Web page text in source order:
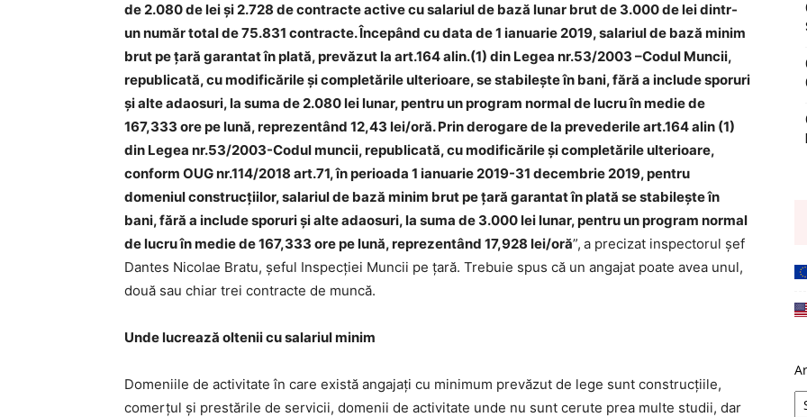
de 2.080 de lei și 2.728 de contracte active cu salariul de bază lunar brut de 3.000 de lei dintr-
un număr total de 75.831 contracte. Începând cu data de 1 ianuarie 2019, salariul de bază minim
brut pe țară garantat în plată, prevăzut la art.164 alin.(1) din Legea nr.53/2003 –Codul Muncii,
republicată, cu modificările și completările ulterioare, se stabilește în bani, fără a include sporuri
și alte adaosuri, la suma de 2.080 lei lunar, pentru un program normal de lucru în medie de
167,333 ore pe lună, reprezentând 12,43 lei/oră. Prin derogare de la prevederile art.164 alin (1)
din Legea nr.53/2003-Codul muncii, republicată, cu modificările și completările ulterioare,
conform OUG nr.114/2018 art.71, în perioada 1 ianuarie 2019-31 decembrie 2019, pentru
domeniul construcțiilor, salariul de bază minim brut pe țară garantat în plată se stabilește în
bani, fără a include sporuri și alte adaosuri, la suma de 3.000 lei lunar, pentru un program normal
de lucru în medie de 167,333 ore pe lună, reprezentând 17,928 lei/oră”, a precizat inspectorul șef
Dantes Nicolae Bratu, șeful Inspecţiei Muncii pe ţară. Trebuie spus că un angajat poate avea unul,
două sau chiar trei contracte de muncă.
Unde lucrează oltenii cu salariul minim
Domeniile de activitate în care există angajaţi cu minimum prevăzut de lege sunt construcțiile,
comerţul şi prestările de servicii, domenii de activitate unde nu sunt cerute prea multe studii, dar